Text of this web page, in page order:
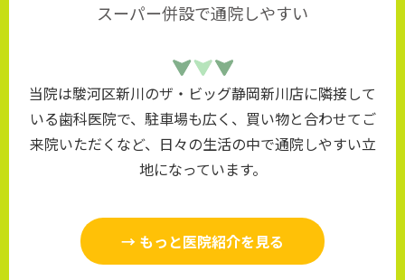
スーパー併設で通院しやすい
当院は駿河区新川のザ・ビッグ静岡新川店に隣接して
いる歯科医院で、駐車場も広く、買い物と合わせてご
来院いただくなど、日々の生活の中で通院しやすい立
地になっています。
→ もっと医院紹介を見る